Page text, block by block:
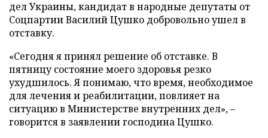
дел Украины, кандидат в народные депутаты от
Соцпартии Василий Цушко добровольно ушел в
отставку.
«Сегодня я принял решение об отставке. В
пятницу состояние моего здоровья резко
ухудшилось. Я понимаю, что время, необходимое
для лечения и реабилитации, повлияет на
ситуацию в Министерстве внутренних дел», –
говорится в заявлении господина Цушко.